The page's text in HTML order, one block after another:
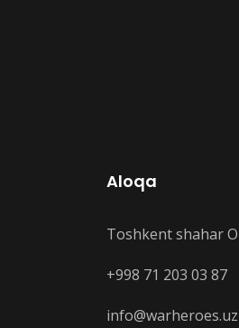
Aloqa
Toshkent shahar
+998 71 203 03 87
info@warheroes.uz